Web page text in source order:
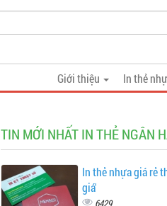
In thẻ
Giới thiệu
TIN MỚI NHẤT IN THẺ NGÂN
In thẻ nhựa giá rẻ
giá'
6429